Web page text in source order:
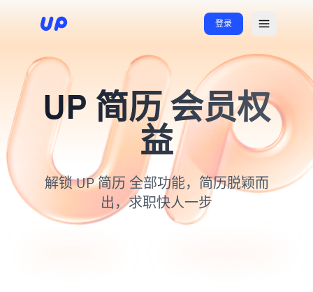
登录
UP 简历 会员权
益
解锁 UP 简历 全部功能，简历脱颖而
出，求职快人一步